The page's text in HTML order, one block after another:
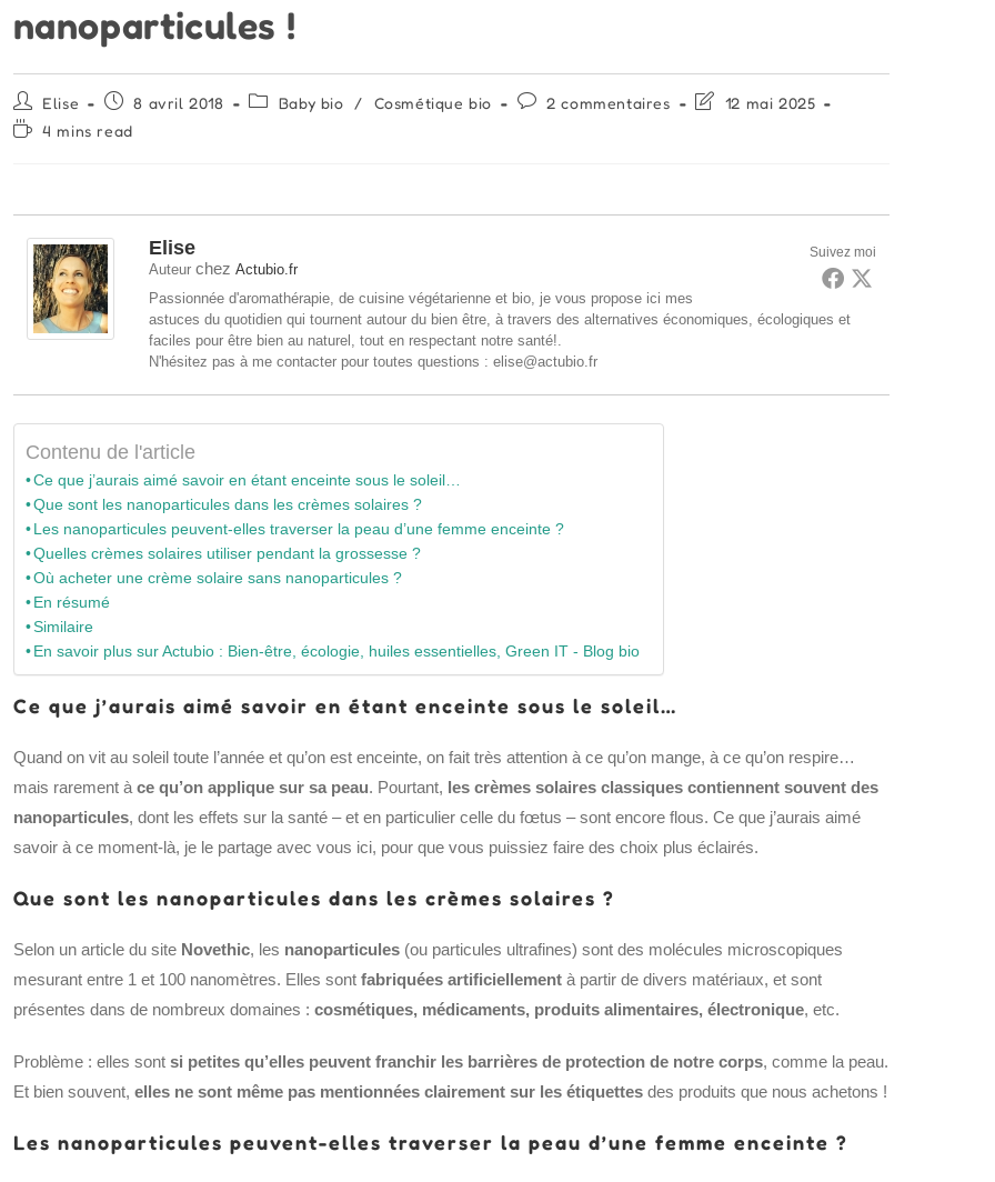
nanoparticules !
Auteur/autrice
de
la
Elise
Publication
publiée :
8 avril 2018
PostBaby bio / Cosmétique bio
Commentaires
2 commentaires
Dernière
12 mai 2025
Temps4 mins read
Suivez moi
Elise
Auteurchez Actubio.fr
Passionnée d'aromathérapie, de cuisine végétarienne et bio, je vous propose ici mes
astuces du quotidien qui tournent autour du bien être, à travers des alternatives économiques, écologiques et
faciles pour être bien au naturel, tout en respectant notre santé!.
N'hésitez pas à me contacter pour toutes questions : elise@actubio.fr
Contenu de l'article
Ce que j’aurais aimé savoir en étant enceinte sous le soleil…
Que sont les nanoparticules dans les crèmes solaires ?
Les nanoparticules peuvent-elles traverser la peau d’une femme enceinte ?
Quelles crèmes solaires utiliser pendant la grossesse ?
Où acheter une crème solaire sans nanoparticules ?
En résumé
Similaire
En savoir plus sur Actubio : Bien-être, écologie, huiles essentielles, Green IT - Blog bio
Ce que j’aurais aimé savoir en étant enceinte sous le soleil…
Quand on vit au soleil toute l’année et qu’on est enceinte, on fait très attention à ce qu’on mange, à ce qu’on respire…
mais rarement à ce qu’on applique sur sa peau. Pourtant, les crèmes solaires classiques contiennent souvent des
nanoparticules, dont les effets sur la santé – et en particulier celle du fœtus – sont encore flous. Ce que j’aurais aimé
savoir à ce moment-là, je le partage avec vous ici, pour que vous puissiez faire des choix plus éclairés.
Que sont les nanoparticules dans les crèmes solaires ?
Selon un article du site Novethic, les nanoparticules(ou particules ultrafines) sont des molécules microscopiques
mesurant entre 1 et 100 nanomètres. Elles sont fabriquées artificiellementà partir de divers matériaux, et sont
présentes dans de nombreux domaines : cosmétiques, médicaments, produits alimentaires, électronique, etc.
Problème : elles sont si petites qu’elles peuvent franchir les barrières de protection de notre corps, comme la peau.
Et bien souvent, elles ne sont même pas mentionnées clairement sur les étiquettesdes produits que nous achetons !
Les nanoparticules peuvent-elles traverser la peau d’une femme enceinte ?